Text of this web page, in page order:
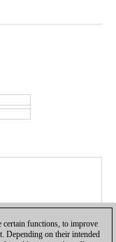
certain functions, to improve
Depending on their intended